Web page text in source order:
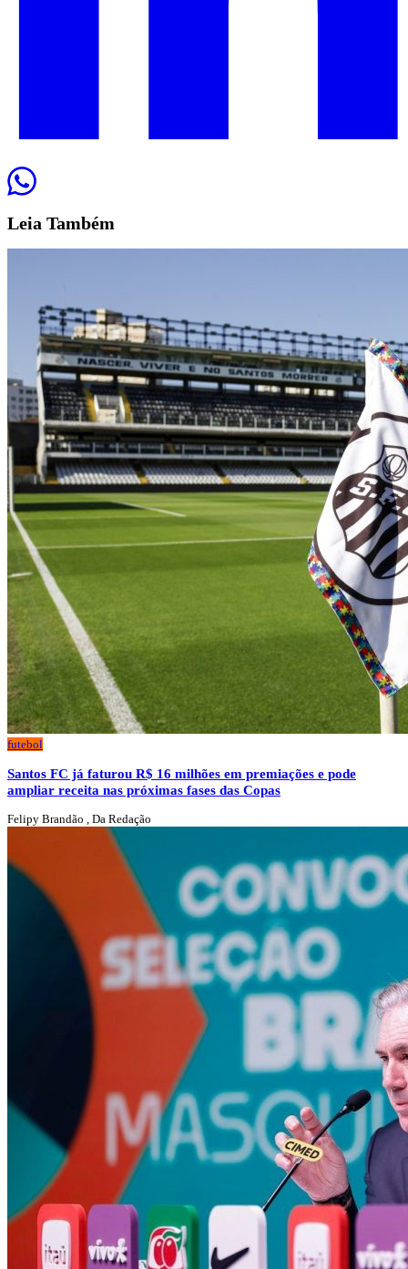
Leia Também
futebol
Santos FC já faturou R$ 16 milhões em premiações e pode
ampliar receita nas próximas fases das Copas
Felipy Brandão , Da Redação